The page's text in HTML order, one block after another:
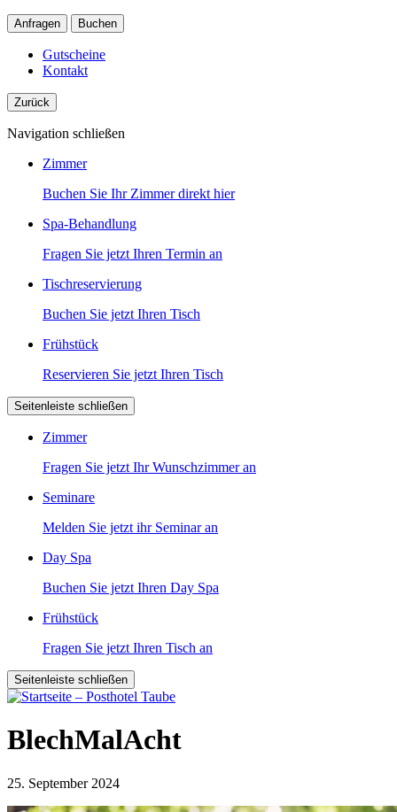
Anfragen Buchen
Gutscheine
Kontakt
Zurück
Navigation schließen
Zimmer
Buchen Sie Ihr Zimmer direkt hier
Spa-Behandlung
Fragen Sie jetzt Ihren Termin an
Tischreservierung
Buchen Sie jetzt Ihren Tisch
Frühstück
Reservieren Sie jetzt Ihren Tisch
Seitenleiste schließen
Zimmer
Fragen Sie jetzt Ihr Wunschzimmer an
Seminare
Melden Sie jetzt ihr Seminar an
Day Spa
Buchen Sie jetzt Ihren Day Spa
Frühstück
Fragen Sie jetzt Ihren Tisch an
Seitenleiste schließen
BlechMalAcht
25. September 2024